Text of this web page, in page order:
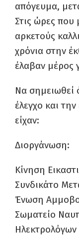
απόγευμα,
Στις ώρες
αρκετούς
χρόνια στην
έλαβαν μέρος
Να σημειωθεί
έλεγχο και
είχαν:
Διοργάνωση:
Κίνηση
Συνδικάτο
Ένωση
Σωματείο
Ηλεκτρολόγων